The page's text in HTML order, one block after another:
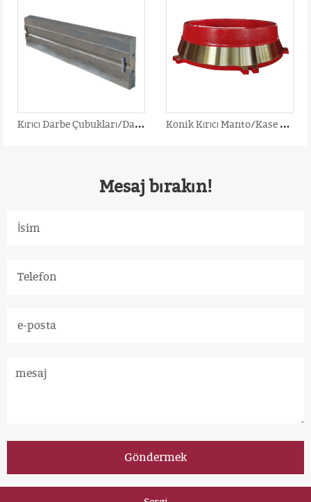
K
ırıcı Darbe Çubukları/Darbeli Kırıcı Palet K
onik Kırıcı Manto/Kase Astarı/İçbükey
Mesaj bırakın!